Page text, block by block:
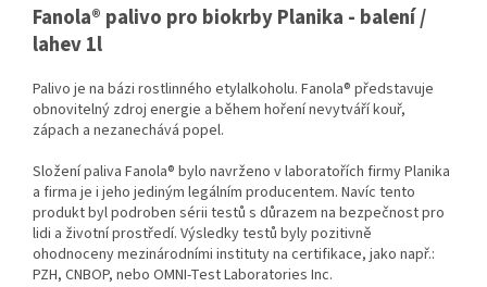
Fanola® palivo pro biokrby Planika - balení /
lahev 1l
Palivo je na bázi rostlinného etylalkoholu. Fanola® představuje
obnovitelný zdroj energie a během hoření nevytváří kouř,
zápach a nezanechává popel.
Složení paliva Fanola® bylo navrženo v laboratořích firmy Planika
a firma je i jeho jediným legálním producentem. Navíc tento
produkt byl podroben sérii testů s důrazem na bezpečnost pro
lidi a životní prostředí. Výsledky testů byly pozitivně
ohodnoceny mezinárodními instituty na certifikace, jako např.:
PZH, CNBOP, nebo OMNI-Test Laboratories Inc.